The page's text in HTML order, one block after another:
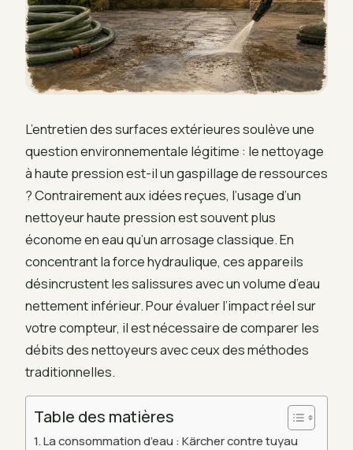
L’entretien des surfaces extérieures soulève une
question environnementale légitime : le nettoyage
à haute pression est-il un gaspillage de ressources
? Contrairement aux idées reçues, l’usage d’un
nettoyeur haute pression est souvent plus
économe en eau qu’un arrosage classique. En
concentrant la force hydraulique, ces appareils
désincrustent les salissures avec un volume d’eau
nettement inférieur. Pour évaluer l’impact réel sur
votre compteur, il est nécessaire de comparer les
débits des nettoyeurs avec ceux des méthodes
traditionnelles.
Table des matières
La consommation d’eau : Kärcher contre tuyau